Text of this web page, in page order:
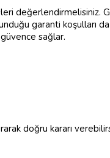
değerlendirmelisiniz.
garanti koşulları
sağlar.
doğru kararı